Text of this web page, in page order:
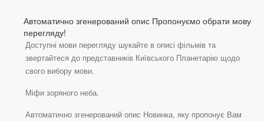
Автоматично згенерований опис Пропонуємо обрати мову
перегляду!
Доступні мови перегляду шукайте в описі фільмів та
звертайтеся до представників Київського Планетарію щодо
свого вибору мови.
Міфи зоряного неба.
Автоматично згенерований опис Новинка, яку пропонує Вам